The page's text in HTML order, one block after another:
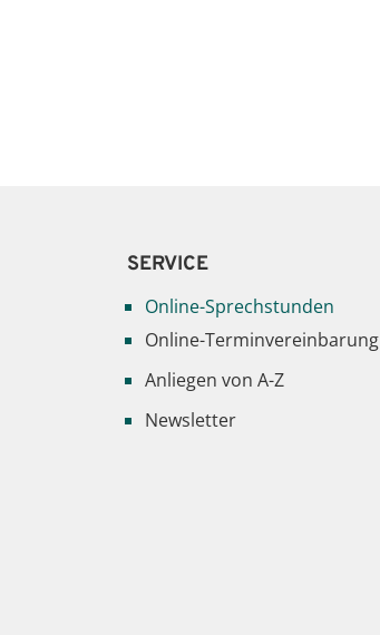
SERVICE
Online-Sprechstunden
Online-Terminvereinbarung
Anliegen von A-Z
Newsletter